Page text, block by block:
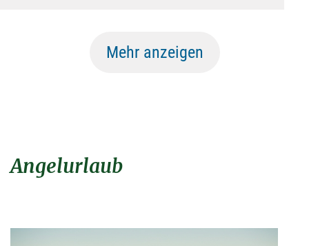
Mehr anzeigen
Angelurlaub